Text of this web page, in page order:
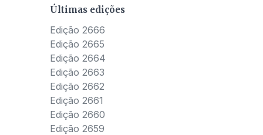
Últimas edições
Edição 2666
Edição 2665
Edição 2664
Edição 2663
Edição 2662
Edição 2661
Edição 2660
Edição 2659